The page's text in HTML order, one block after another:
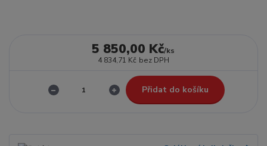
5 850,00 Kč/ks
4 834,71 Kč bez DPH
Přidat do košíku